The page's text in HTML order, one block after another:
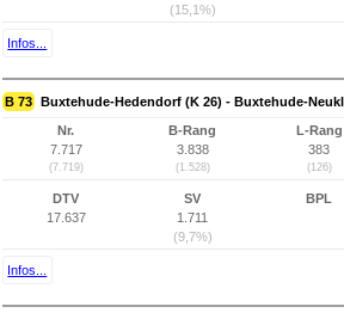
(15,1%)
Infos...
B 73 Buxtehude-Hedendorf (K 26) - Buxtehude-
Nr.
7.717
(7.719)
B-Rang
3.838
(1.528)
L-Rang
383
(126)
DTV
17.637
SV
1.711
(9,7%)
BPL
Infos...